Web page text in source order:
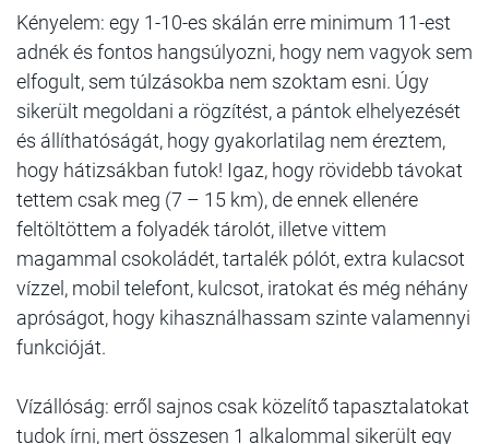
Kényelem: egy 1-10-es skálán erre minimum 11-est
adnék és fontos hangsúlyozni, hogy nem vagyok sem
elfogult, sem túlzásokba nem szoktam esni. Úgy
sikerült megoldani a rögzítést, a pántok elhelyezését
és állíthatóságát, hogy gyakorlatilag nem éreztem,
hogy hátizsákban futok! Igaz, hogy rövidebb távokat
tettem csak meg (7 – 15 km), de ennek ellenére
feltöltöttem a folyadék tárolót, illetve vittem
magammal csokoládét, tartalék pólót, extra kulacsot
vízzel, mobil telefont, kulcsot, iratokat és még néhány
apróságot, hogy kihasználhassam szinte valamennyi
funkcióját.
Vízállóság: erről sajnos csak közelítő tapasztalatokat
tudok írni, mert összesen 1 alkalommal sikerült egy